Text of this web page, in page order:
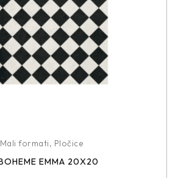
Mali formati, Pločice
EMMA 20X20